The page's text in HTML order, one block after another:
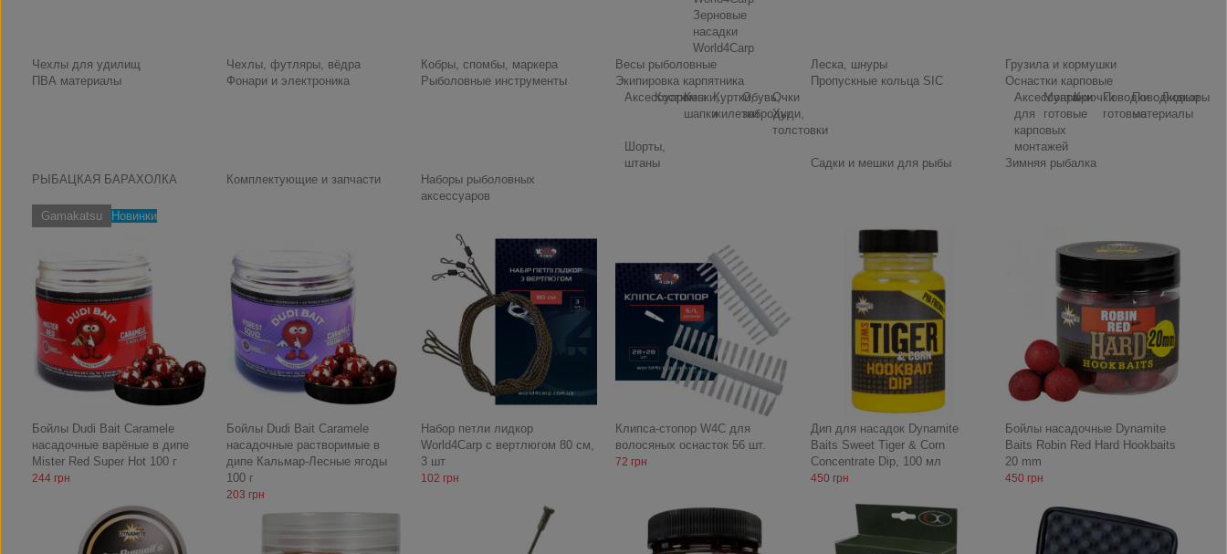
Зерновые
насадки
World4Carp
Чехлы для удилищ Чехлы, футляры, вёдра Кобры, спомбы, маркера Весы рыболовные Леска, шнуры
Грузила и кормушки
ПВА материалы
Фонари и электроника Рыболовные инструменты
Экипировка карпятника
Аксессуары
Костюмы
Кепки,
шапки
Куртки,
жилетки
Обувь,
заброды
Очки
Худи,
толстовки
Шорты,
штаны
Пропускные кольца SIC
Оснастки карповые
Аксессуары
для
карповых
монтажей
Монтажи
готовые
КрючкиПоводки
готовые
Поводковые
материалы
Лидкоры
Садки и мешки для рыбы
Зимняя рыбалка
РЫБАЦКАЯ БАРАХОЛКА
Комплектующие и запчасти
Наборы рыболовных
аксессуаров
Gamakatsu
Новинки
Бойлы Dudi Bait Caramele
насадочные варёные в дипе
Mister Red Super Hot 100 г
244 грн
Бойлы Dudi Bait Caramele
насадочные растворимые в
дипе Кальмар-Лесные ягоды
100 г
203 грн
Набор петли лидкор
World4Carp с вертлюгом 80 см,
3 шт
102 грн
Клипса-стопор W4C для
волосяных оснасток 56 шт.
72 грн
Дип для насадок Dynamite
Baits Sweet Tiger & Corn
Concentrate Dip, 100 мл
450 грн
Бойлы насадочные Dynamite
Baits Robin Red Hard Hookbaits
20 mm
450 грн